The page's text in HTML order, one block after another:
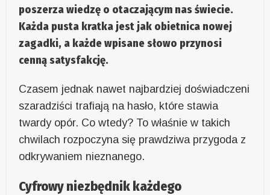
poszerza wiedzę o otaczającym nas świecie.
Każda pusta kratka jest jak obietnica nowej
zagadki, a każde wpisane słowo przynosi
cenną satysfakcję.
Czasem jednak nawet najbardziej doświadczeni
szaradziści trafiają na hasło, które stawia
twardy opór. Co wtedy? To właśnie w takich
chwilach rozpoczyna się prawdziwa przygoda z
odkrywaniem nieznanego.
Cyfrowy niezbędnik każdego